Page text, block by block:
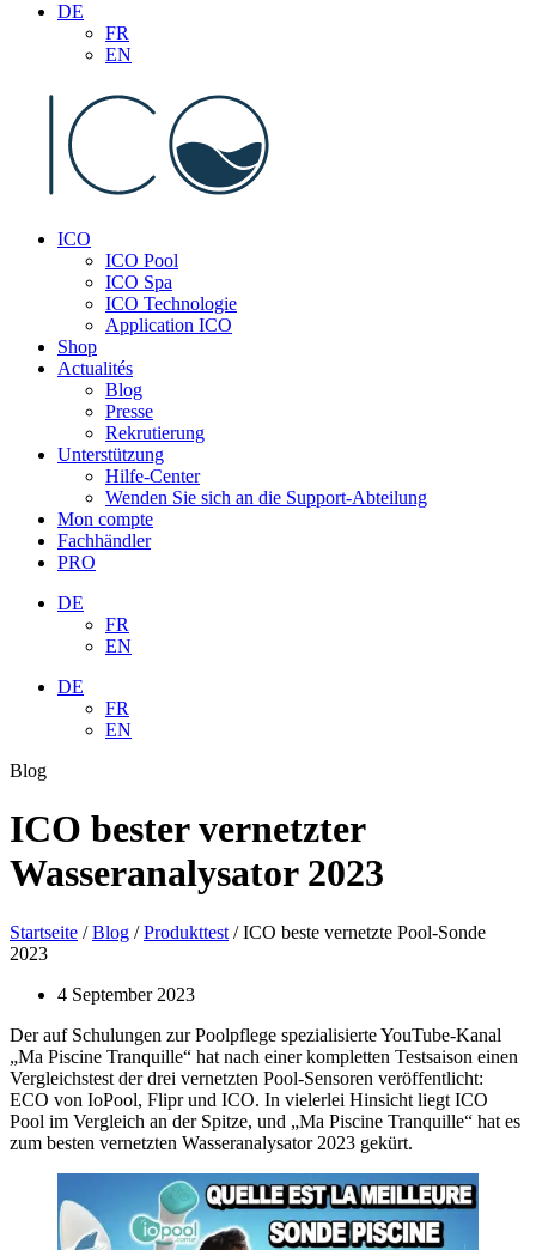
DE
FR
EN
ICO
ICO Pool
ICO Spa
ICO Technologie
Application ICO
Shop
Actualités
Blog
Presse
Rekrutierung
Unterstützung
Hilfe-Center
Wenden Sie sich an die Support-Abteilung
Mon compte
Fachhändler
PRO
DE
FR
EN
DE
FR
EN
Blog
ICO bester vernetzter
Wasseranalysator 2023
Startseite /Blog /Produkttest / ICO beste vernetzte Pool-Sonde
2023
4 September 2023
Der auf Schulungen zur Poolpflege spezialisierte YouTube-Kanal
„Ma Piscine Tranquille“ hat nach einer kompletten Testsaison einen
Vergleichstest der drei vernetzten Pool-Sensoren veröffentlicht:
ECO von IoPool, Flipr und ICO. In vielerlei Hinsicht liegt ICO
Pool im Vergleich an der Spitze, und „Ma Piscine Tranquille“ hat es
zum besten vernetzten Wasseranalysator 2023 gekürt.